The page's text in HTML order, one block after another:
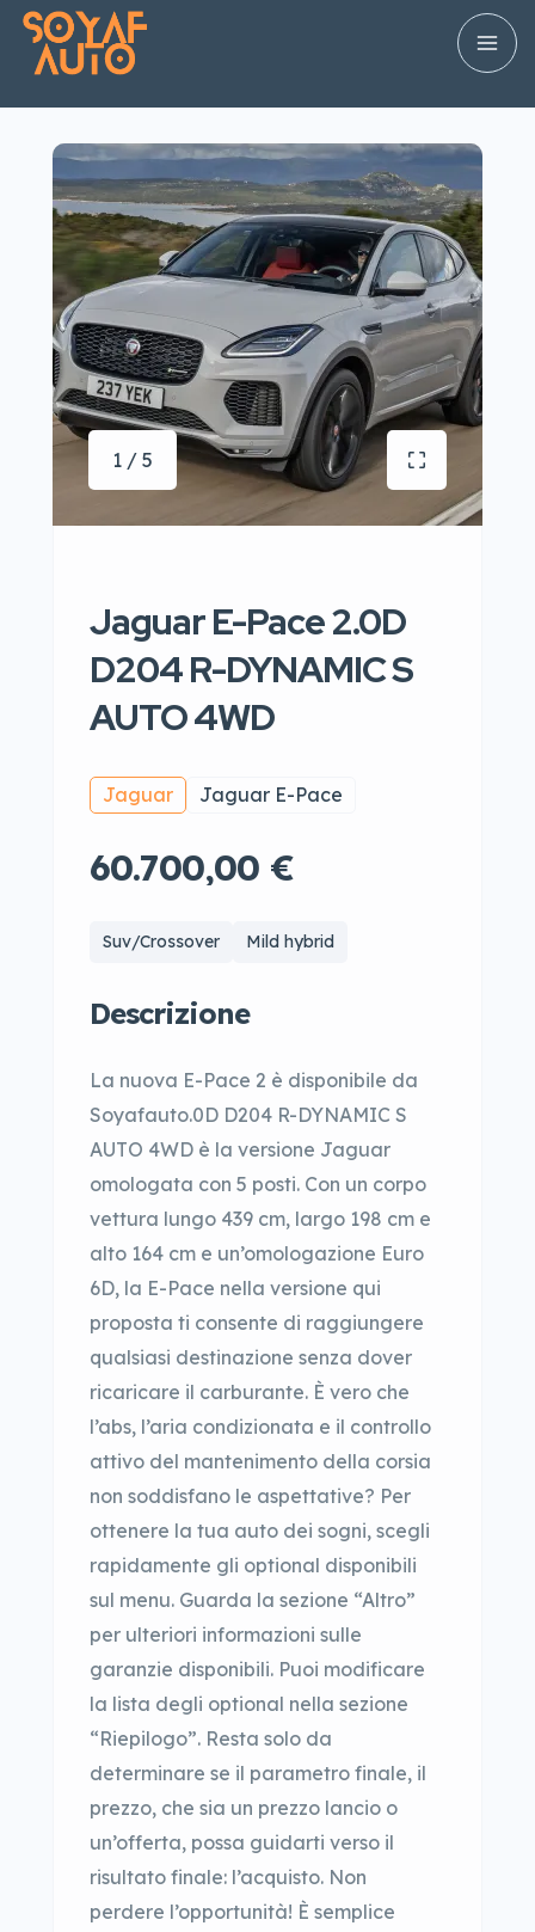
1 / 5
Jaguar E-Pace 2.0D
D204 R-DYNAMIC S
AUTO 4WD
Jaguar Jaguar E-Pace
60.700,00 €
Suv/Crossover Mild hybrid
Descrizione
La nuova E-Pace 2 è disponibile da
Soyafauto.0D D204 R-DYNAMIC S
AUTO 4WD è la versione Jaguar
omologata con 5 posti. Con un corpo
vettura lungo 439 cm, largo 198 cm e
alto 164 cm e un’omologazione Euro
6D, la E-Pace nella versione qui
proposta ti consente di raggiungere
qualsiasi destinazione senza dover
ricaricare il carburante. È vero che
l’abs, l’aria condizionata e il controllo
attivo del mantenimento della corsia
non soddisfano le aspettative? Per
ottenere la tua auto dei sogni, scegli
rapidamente gli optional disponibili
sul menu. Guarda la sezione “Altro”
per ulteriori informazioni sulle
garanzie disponibili. Puoi modificare
la lista degli optional nella sezione
“Riepilogo”. Resta solo da
determinare se il parametro finale, il
prezzo, che sia un prezzo lancio o
un’offerta, possa guidarti verso il
risultato finale: l’acquisto. Non
perdere l’opportunità! È semplice